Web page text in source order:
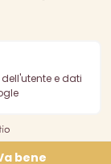
anni. L'abuso di